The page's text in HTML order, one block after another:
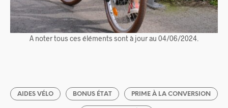
A noter tous ces éléments sont à jour au 04/06/2024.
AIDES VÉLO BONUS ÉTAT PRIME À LA CONVERSION